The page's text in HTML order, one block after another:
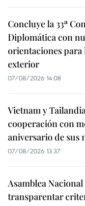
Concluye la 33ª
Diplomática con
orientaciones
exterior
07/08/2026 14:08
Vietnam y
cooperación con
aniversario de sus
07/08/2026 13:37
Asamblea
transparentar